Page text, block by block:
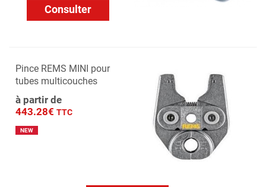
Consulter
Pince REMS MINI pour
tubes multicouches
à partir de
443.28€ TTC
NEW